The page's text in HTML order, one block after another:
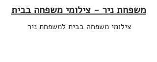
משפחת ניר - צילומי משפחה בבית
צילומי משפחה בבית למשפחת ניר